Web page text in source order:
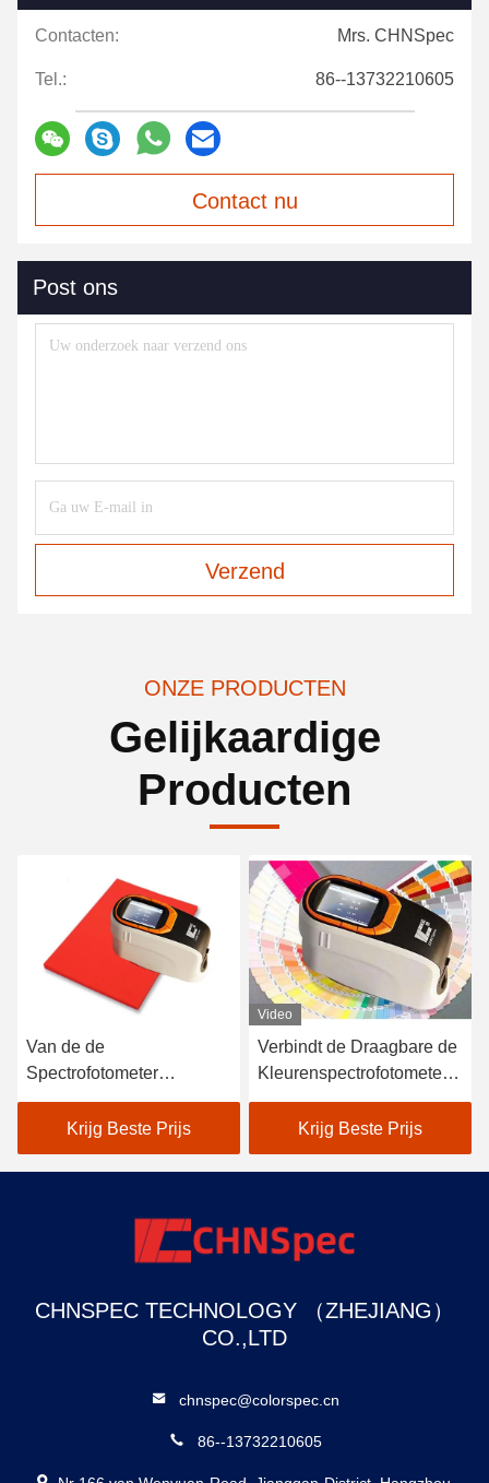
Contacten: Mrs. CHNSpec
Tel.: 86--13732210605
Contact nu
Post ons
Verzend
ONZE PRODUCTEN
Gelijkaardige
Producten
Verbindt de Draagbare de
Kleurenspectrofotometer
van Cs -610 aan Kleur
Aanpassingssoftware
Krijg Beste Prijs
Video
Draagbare de
Kleurenspectrofotometer
van Cs -580 om Kleur van
Bakstenen en Ceramische
Kleur te meten
Krijg Beste Prijs
CHNSPEC TECHNOLOGY （ZHEJIANG）
CO.,LTD
chnspec@colorspec.cn
86--13732210605